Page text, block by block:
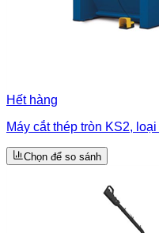
Hết hàng
Máy cắt thép tròn KS2,
Chọn để so sánh